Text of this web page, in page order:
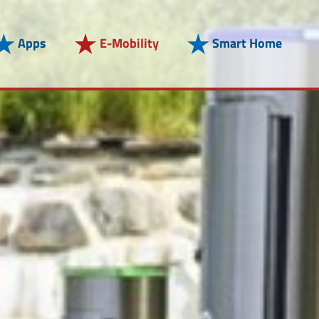
Apps E-Mobility Smart Home